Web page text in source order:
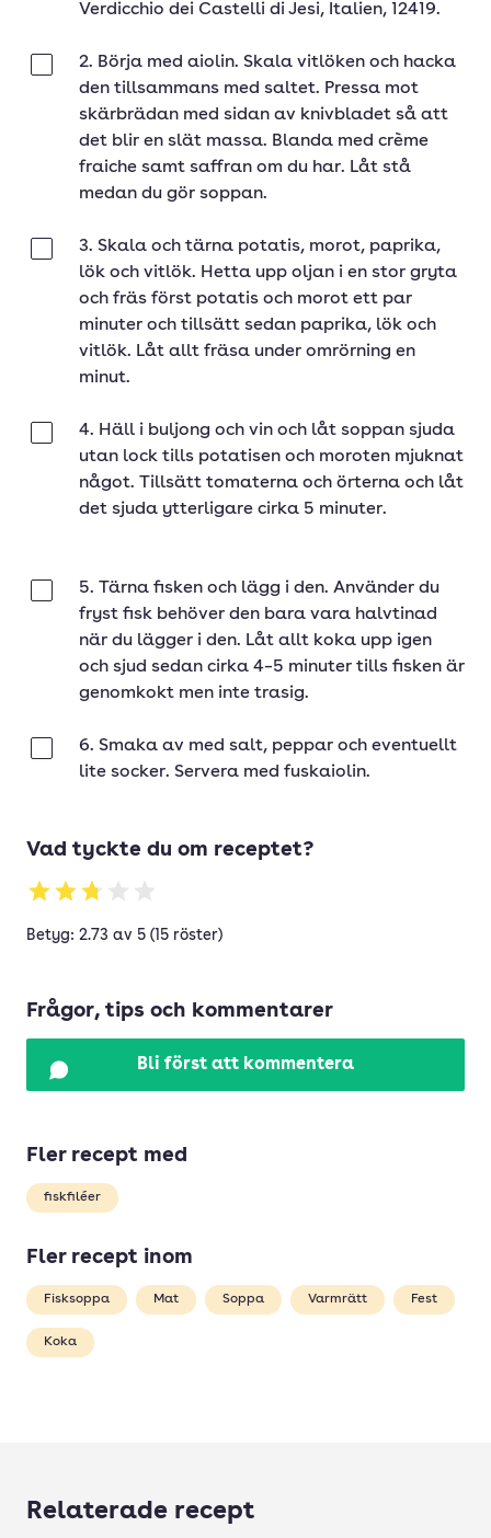
Verdicchio dei Castelli di Jesi, Italien, 12419.
2. Börja med aiolin. Skala vitlöken och hacka
den tillsammans med saltet. Pressa mot
skärbrädan med sidan av knivbladet så att
det blir en slät massa. Blanda med crème
fraiche samt saffran om du har. Låt stå
medan du gör soppan.
3. Skala och tärna potatis, morot, paprika,
lök och vitlök. Hetta upp oljan i en stor gryta
och fräs först potatis och morot ett par
minuter och tillsätt sedan paprika, lök och
vitlök. Låt allt fräsa under omrörning en
minut.
4. Häll i buljong och vin och låt soppan sjuda
utan lock tills potatisen och moroten mjuknat
något. Tillsätt tomaterna och örterna och låt
det sjuda ytterligare cirka 5 minuter.
5. Tärna fisken och lägg i den. Använder du
fryst fisk behöver den bara vara halvtinad
när du lägger i den. Låt allt koka upp igen
och sjud sedan cirka 4–5 minuter tills fisken är
genomkokt men inte trasig.
6. Smaka av med salt, peppar och eventuellt
lite socker. Servera med fuskaiolin.
Vad tyckte du om receptet?
Betyg: 2.73 av 5 (15 röster)
Frågor, tips och kommentarer
Bli först att kommentera
Fler recept med
fiskfiléer
Fler recept inom
Fisksoppa Mat Soppa Varmrätt Fest
Koka
Relaterade recept